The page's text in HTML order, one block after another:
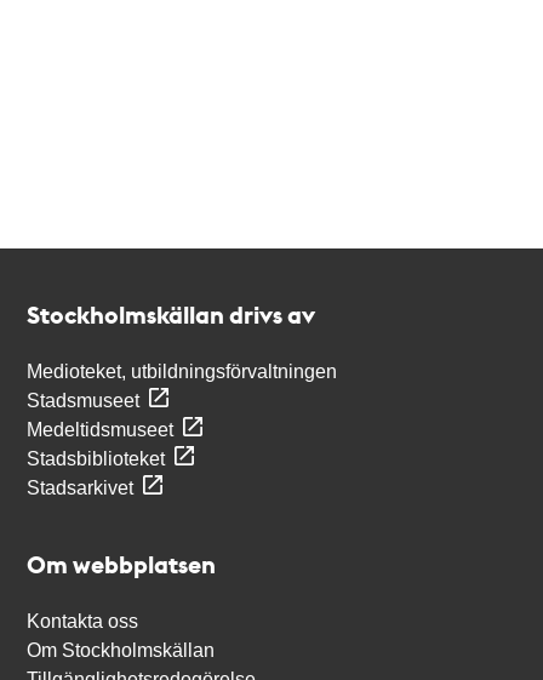
Stockholmskällan drivs av
Medioteket, utbildningsförvaltningen
Stadsmuseet
Medeltidsmuseet
Stadsbiblioteket
Stadsarkivet
Om webbplatsen
Kontakta oss
Om Stockholmskällan